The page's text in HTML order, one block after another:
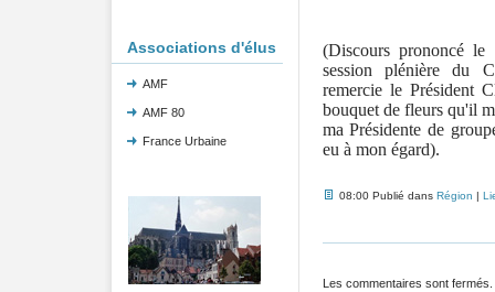
Associations d'élus
AMF
AMF 80
France Urbaine
(Discours prononcé
session plénière du
remercie le Président
bouquet de fleurs qu'il
ma Présidente de
eu à mon égard).
08:00 Publié dans Région |
Les commentaires sont fermés.